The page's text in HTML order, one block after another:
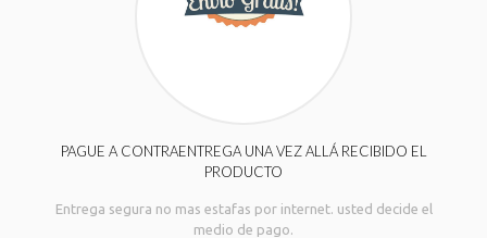
PAGUE A CONTRAENTREGA UNA VEZ ALLÁ RECIBIDO EL
PRODUCTO
Entrega segura no mas estafas por internet. usted decide el
medio de pago.